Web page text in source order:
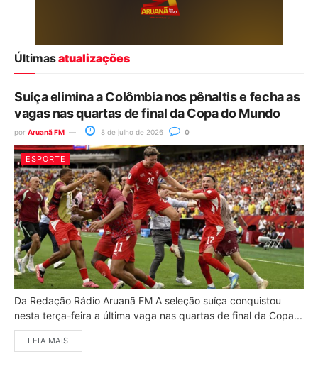
Últimasatualizações
Suíça elimina a Colômbia nos pênaltis e fecha as
vagas nas quartas de final da Copa do Mundo
por Aruanã FM 8 de julho de 2026 0
ESPORTE
Da Redação Rádio Aruanã FM A seleção suíça conquistou
nesta terça-feira a última vaga nas quartas de final da Copa...
LEIA MAIS